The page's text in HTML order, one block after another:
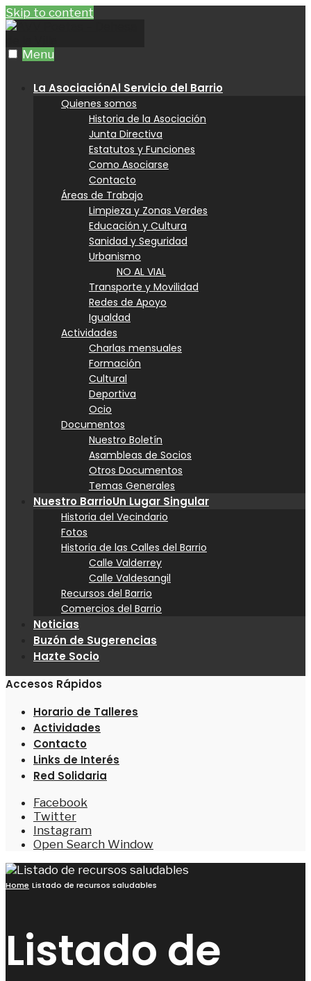
Skip to content
Menu
La AsociaciónAl Servicio del Barrio
Quienes somos
Historia de la Asociación
Junta Directiva
Estatutos y Funciones
Como Asociarse
Contacto
Áreas de Trabajo
Limpieza y Zonas Verdes
Educación y Cultura
Sanidad y Seguridad
Urbanismo
NO AL VIAL
Transporte y Movilidad
Redes de Apoyo
Igualdad
Actividades
Charlas mensuales
Formación
Cultural
Deportiva
Ocio
Documentos
Nuestro Boletín
Asambleas de Socios
Otros Documentos
Temas Generales
Nuestro BarrioUn Lugar Singular
Historia del Vecindario
Fotos
Historia de las Calles del Barrio
Calle Valderrey
Calle Valdesangil
Recursos del Barrio
Comercios del Barrio
Noticias
Buzón de Sugerencias
Hazte Socio
Accesos Rápidos
Horario de Talleres
Actividades
Contacto
Links de Interés
Red Solidaria
Facebook
Twitter
Instagram
Open Search Window
Home Listado de recursos saludables
Listado de